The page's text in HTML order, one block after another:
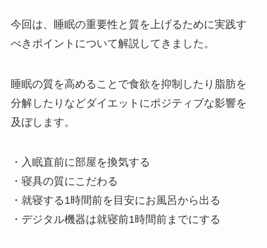
今回は、睡眠の重要性と質を上げるために実践す
べきポイントについて解説してきました。
睡眠の質を高めることで食欲を抑制したり脂肪を
分解したりなどダイエットにポジティブな影響を
及ぼします。
・入眠直前に部屋を換気する
・寝具の質にこだわる
・就寝する1時間前を目安にお風呂から出る
・デジタル機器は就寝前1時間前までにする